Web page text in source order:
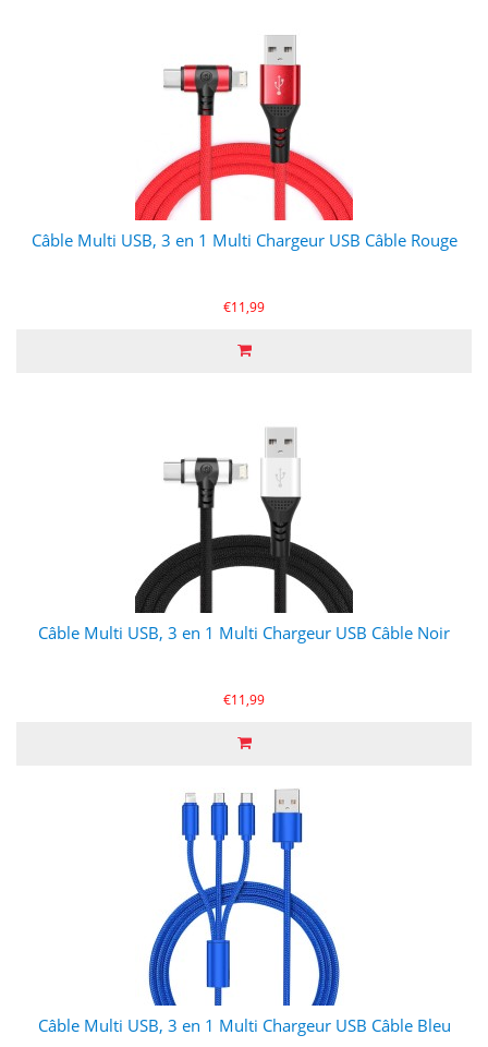
Câble Multi USB, 3 en 1 Multi Chargeur USB Câble Rouge
€11,99
Câble Multi USB, 3 en 1 Multi Chargeur USB Câble Noir
€11,99
Câble Multi USB, 3 en 1 Multi Chargeur USB Câble Bleu